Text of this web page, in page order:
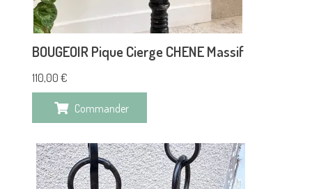
BOUGEOIR Pique Cierge CHENE Massif
110,00 €
Commander